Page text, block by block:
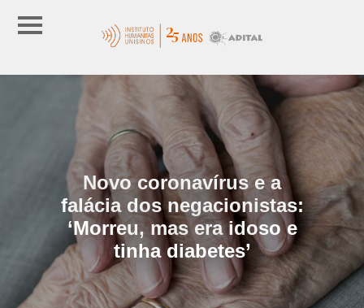
Novo coronavírus e a
falácia dos negacionistas:
‘Morreu, mas era idoso e
tinha diabetes’